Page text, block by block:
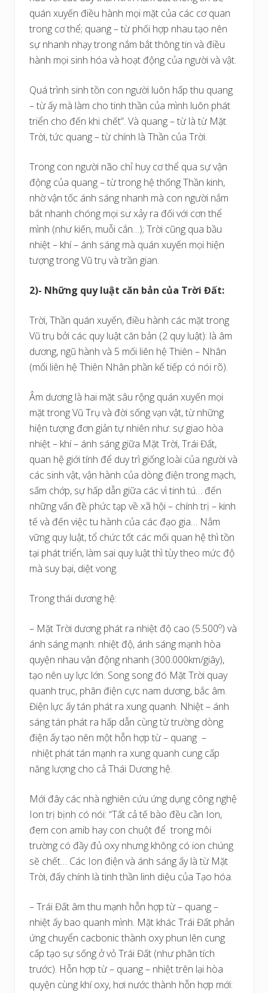
quán xuyến điều hành mọi mặt của các cơ quan
trong cơ thể; quang – từ phối hợp nhau tạo nên
sự nhanh nhạy trong nắm bắt thông tin và điều
hành mọi sinh hóa và hoạt động của người và vật.
Quá trình sinh tồn con người luôn hấp thu quang
– từ ấy mà làm cho tinh thần của mình luôn phát
triển cho đến khi chết”. Và quang – từ là từ Mặt
Trời, tức quang – từ chính là Thần của Trời.
Trong con người não chỉ huy cơ thể qua sự vận
động của quang – từ trong hệ thống Thần kinh,
nhờ vận tốc ánh sáng nhanh mà con người nắm
bắt nhanh chóng mọi sư xảy ra đối với cơn thể
mình (như kiến, muỗi cắn…); Trời cũng qua bầu
nhiệt – khí – ánh sáng mà quán xuyến mọi hiện
tượng trong Vũ trụ và trần gian.
2)- Những quy luật căn bản của Trời Đất:
Trời, Thần quán xuyến, điều hành các mặt trong
Vũ trụ bởi các quy luật căn bản (2 quy luật): là âm
dương, ngũ hành và 5 mối liên hệ Thiên – Nhân
(mối liên hệ Thiên Nhân phần kế tiếp có nói rõ).
Âm dương là hai mặt sâu rộng quán xuyến mọi
mặt trong Vũ Trụ và đời sống vạn vật, từ những
hiện tượng đơn giản tự nhiên như: sự giao hòa
nhiệt – khí – ánh sáng giữa Mặt Trời, Trái Đất,
quan hệ giới tính để duy trì giống loài của người và
các sinh vật, vận hành của dòng điện trong mạch,
sấm chớp, sự hấp dẫn giữa các vì tinh tú… đến
những vấn đề phức tạp về xã hội – chính trị – kinh
tế và đến việc tu hành của các đạo gia… Nắm
vững quy luật, tổ chức tốt các mối quan hệ thì tồn
tại phát triển, làm sai quy luật thì tùy theo mức độ
mà suy bại, diệt vong.
Trong thái dương hệ:
– Mặt Trời dương phát ra nhiệt độ cao (5.500o) và
ánh sáng mạnh: nhiệt độ, ánh sáng mạnh hòa
quyện nhau vận động nhanh (300.000km/giây),
tạo nên uy lực lớn. Song song đó Mặt Trời quay
quanh trục, phân điện cực nam dương, bắc âm.
Điện lực ấy tán phát ra xung quanh. Nhiệt – ánh
sáng tán phát ra hấp dẫn cùng từ trường dòng
điện ấy tạo nên một hỗn hợp từ – quang –
nhiệt phát tán mạnh ra xung quanh cung cấp
năng lượng cho cả Thái Dương hệ.
Mới đây các nhà nghiên cứu ứng dụng công nghệ
Ion trị bịnh có nói: “Tất cả tế bào đều cần Ion,
đem con amib hay con chuột để trong môi
trường có đầy đủ oxy nhưng không có ion chúng
sẽ chết… Các Ion điện và ánh sáng ấy là từ Mặt
Trời, đấy chính là tinh thần linh diệu của Tạo hóa.
– Trái Đất âm thu mạnh hỗn hợp từ – quang –
nhiệt ấy bao quanh mình. Mặt khác Trái Đất phản
ứng chuyển cacbonic thành oxy phun lên cung
cấp tạo sự sống ở vỏ Trái Đất (như phân tích
trước). Hỗn hợp từ – quang – nhiệt trên lại hòa
quyện cùng khí oxy, hơi nước thành hỗn hợp mới: